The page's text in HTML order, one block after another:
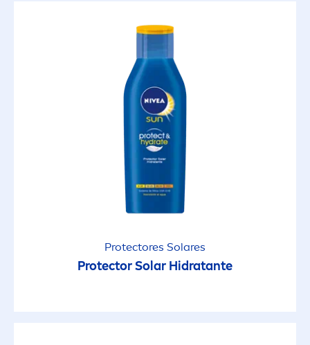
Protectores Solares
Protector Solar Hidratante